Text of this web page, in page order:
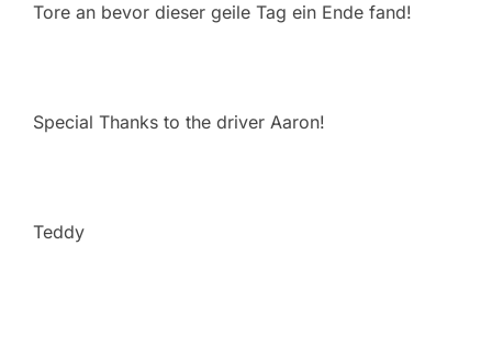
Tore an bevor dieser geile Tag ein Ende fand!
Special Thanks to the driver Aaron!
Teddy